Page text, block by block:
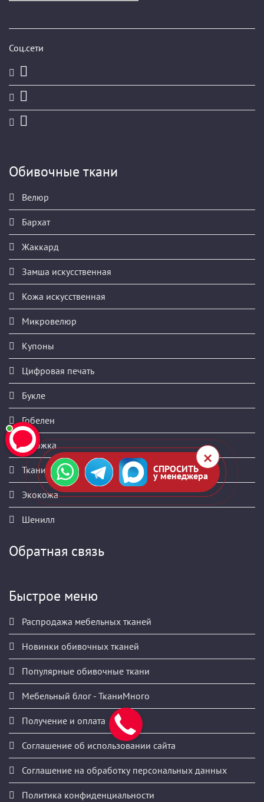
СПРОСИТЬ
у менеджера
Соц.сети
Обивочные ткани
Велюр
Бархат
Жаккард
Замша искусственная
Кожа искусственная
Микровелюр
Купоны
Цифровая печать
Букле
Гобелен
Рогожка
Ткани на складе
Экокожа
Шенилл
Обратная связь
Быстрое меню
Распродажа мебельных тканей
Новинки обивочных тканей
Популярные обивочные ткани
Мебельный блог - ТканиМного
Получение и оплата
Соглашение об использовании сайта
Соглашение на обработку персональных данных
Политика конфиденциальности